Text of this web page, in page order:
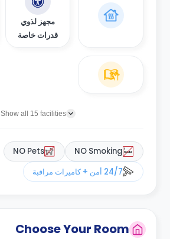
مجهز لذوي
قدرات خاصة
Show all 15 facilities
NO Smoking
NO Pets
24/7 أمن + كاميرات مراقبة
Choose Your Room